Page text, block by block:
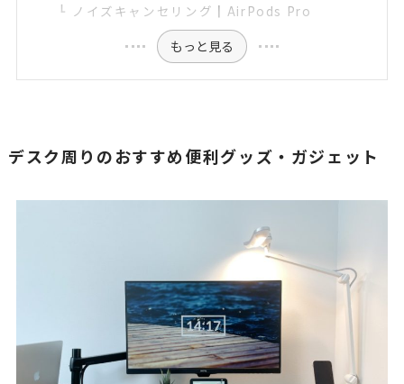
ノイズキャンセリング┃AirPods Pro
もっと見る
デスク周りのおすすめ便利グッズ・ガジェット